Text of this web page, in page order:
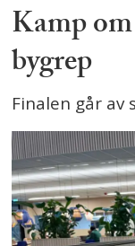
Kamp
bygrep
Finalen går av